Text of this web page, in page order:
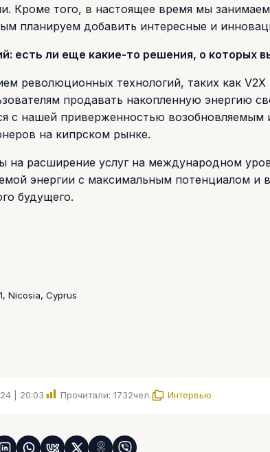
Кроме того, в настоящее время мы
планируем добавить интересные и
есть ли еще какие-то решения, о которых
революционных технологий, таких как
продавать накопленную энергию
с нашей приверженностью возобновляемым
на кипрском рынке.
на расширение услуг на международном
энергии с максимальным потенциалом и
будущего.
Nicosia, Cyprus
| 20:03 Прочитали: 1732чел. Интервью